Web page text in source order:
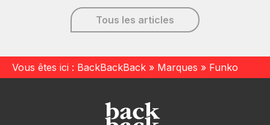
Tous les articles
Vous êtes ici : BackBackBack » Marques » Funko